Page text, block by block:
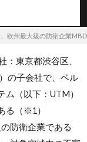
欧州最大級の防衛企業
：東京都渋谷区、
の子会社で、ベル
（以下：UTM）
る（※1）
防衛企業である